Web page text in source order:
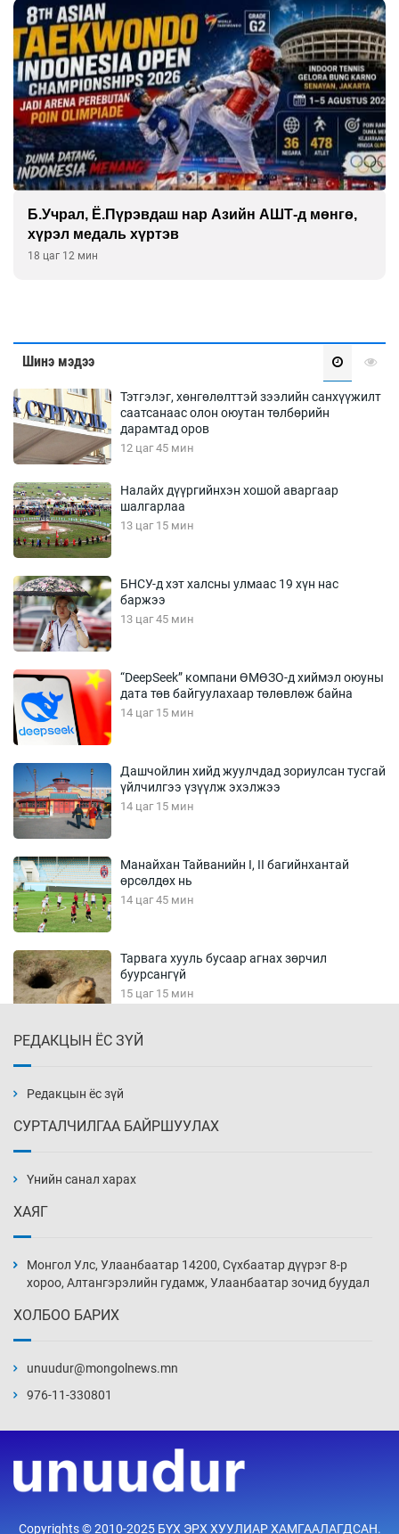
Б.Учрал, Ё.Пүрэвдаш нар Азийн АШТ-д мөнгө,
хүрэл медаль хүртэв
18 цаг 12 мин
Шинэ мэдээ
Тэтгэлэг, хөнгөлөлттэй зээлийн санхүүжилт
саатсанаас олон оюутан төлбөрийн
дарамтад оров
12 цаг 45 мин
Налайх дүүргийнхэн хошой аваргаар
шалгарлаа
13 цаг 15 мин
БНСУ-д хэт халсны улмаас 19 хүн нас
баржээ
13 цаг 45 мин
“DeepSeek” компани ӨМӨЗО-д хиймэл оюуны
дата төв байгуулахаар төлөвлөж байна
14 цаг 15 мин
Дашчойлин хийд жуулчдад зориулсан тусгай
үйлчилгээ үзүүлж эхэлжээ
14 цаг 15 мин
Манайхан Тайванийн I, II багийнхантай
өрсөлдөх нь
14 цаг 45 мин
Тарвага хууль бусаар агнах зөрчил
буурсангүй
15 цаг 15 мин
15 цаг 45 мин
16 цаг 15 мин
16 цаг 45 мин
хэмжээг шинэчлэн тогтоох нь
17 цаг 45 мин
РЕДАКЦЫН ЁС ЗҮЙ
Редакцын ёс зүй
СУРТАЛЧИЛГАА БАЙРШУУЛАХ
Үнийн санал харах
ХАЯГ
Монгол Улс, Улаанбаатар 14200, Сүхбаатар дүүрэг 8-р
хороо, Алтангэрэлийн гудамж, Улаанбаатар зочид буудал
ХОЛБОО БАРИХ
unuudur@mongolnews.mn
976-11-330801
Copyrights © 2010-2025 БҮХ ЭРХ ХУУЛИАР ХАМГААЛАГДСАН.